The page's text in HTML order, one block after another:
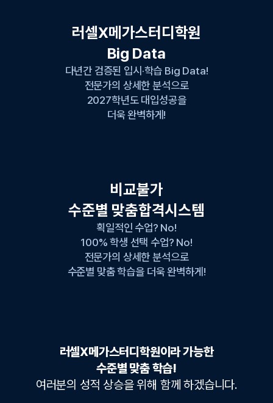
러셀X메가스터디학원
Big Data
다년간 검증된 입시·학습 Big Data!
전문가의 상세한 분석으로
2027학년도 대입성공을
더욱 완벽하게!
비교불가
수준별 맞춤합격시스템
획일적인 수업? No!
100% 학생 선택 수업? No!
전문가의 상세한 분석으로
수준별 맞춤 학습을 더욱 완벽하게!
러셀X메가스터디학원이라 가능한
수준별 맞춤 학습!
여러분의 성적 상승을 위해 함께 하겠습니다.